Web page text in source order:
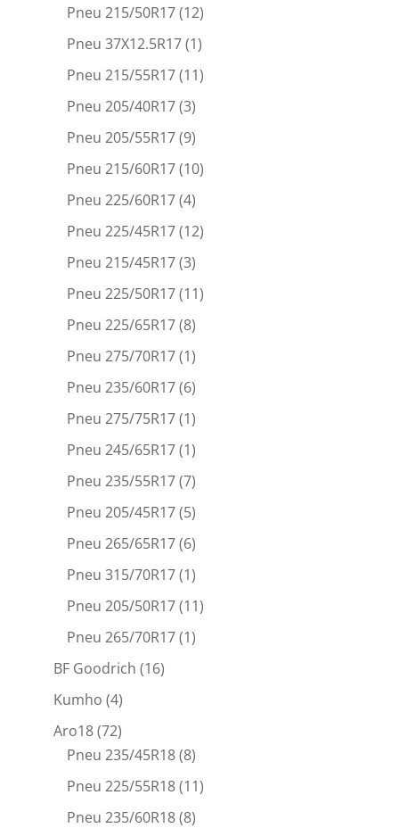
Pneu 215/50R17(12)
Pneu 37X12.5R17(1)
Pneu 215/55R17(11)
Pneu 205/40R17(3)
Pneu 205/55R17(9)
Pneu 215/60R17(10)
Pneu 225/60R17(4)
Pneu 225/45R17(12)
Pneu 215/45R17(3)
Pneu 225/50R17(11)
Pneu 225/65R17(8)
Pneu 275/70R17(1)
Pneu 235/60R17(6)
Pneu 275/75R17(1)
Pneu 245/65R17(1)
Pneu 235/55R17(7)
Pneu 205/45R17(5)
Pneu 265/65R17(6)
Pneu 315/70R17(1)
Pneu 205/50R17(11)
Pneu 265/70R17(1)
BF Goodrich (16)
Kumho (4)
Aro18(72)
Pneu 235/45R18(8)
Pneu 225/55R18(11)
Pneu 235/60R18(8)